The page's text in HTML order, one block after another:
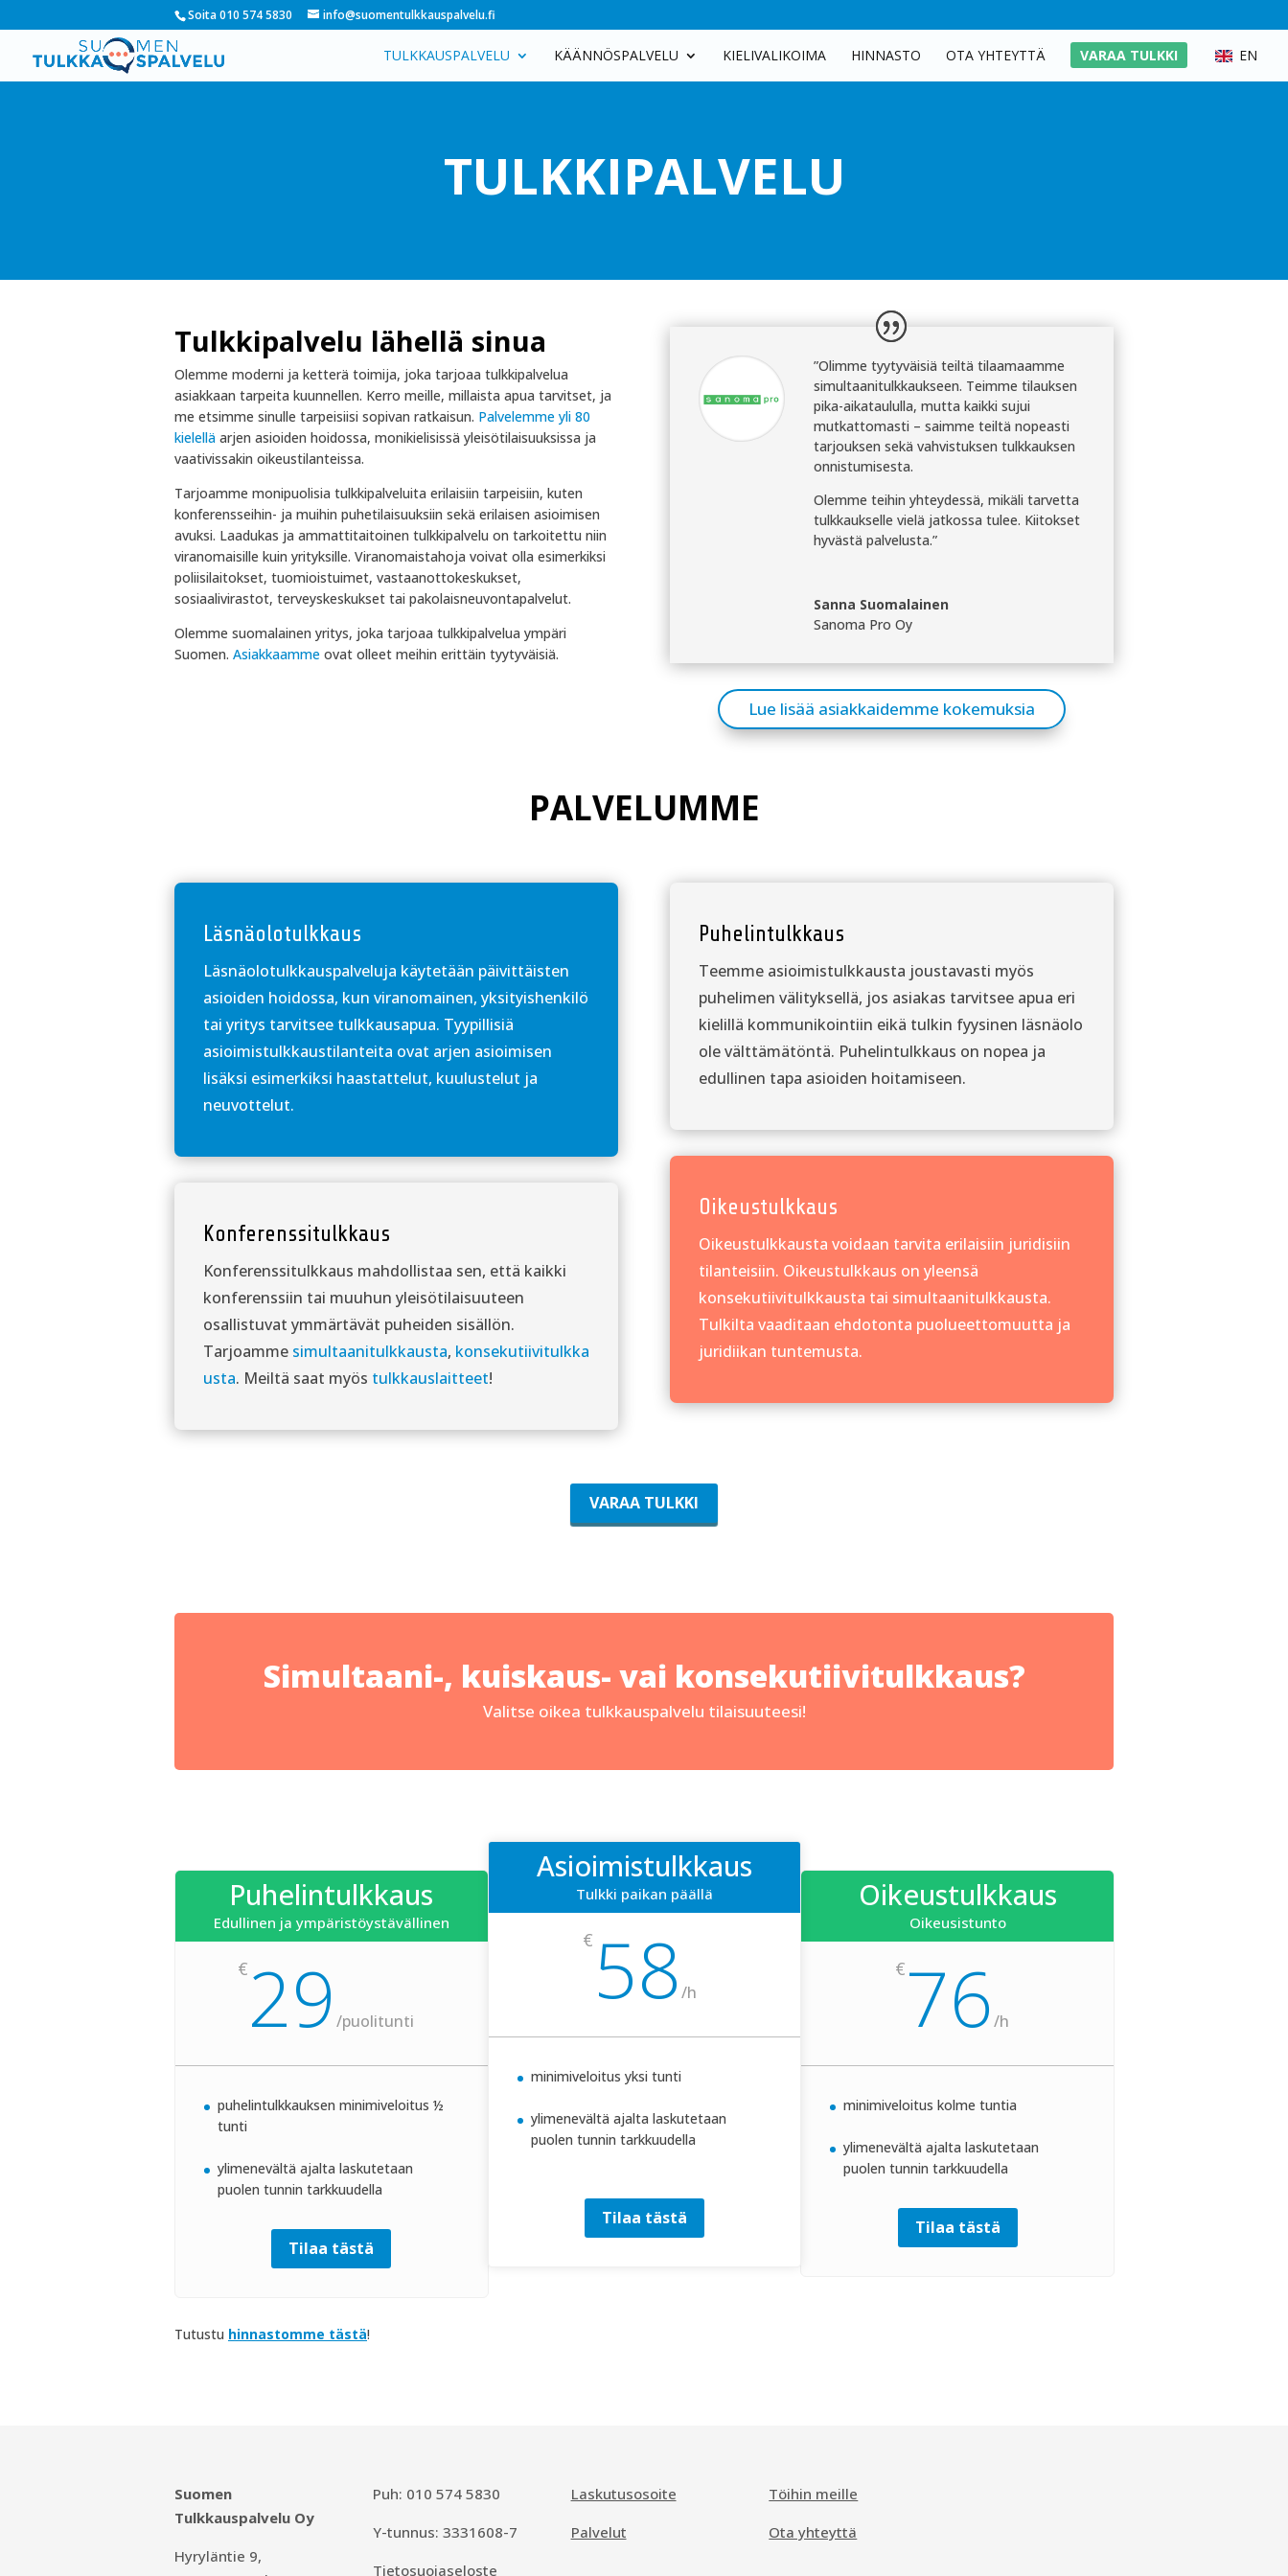
Soita 010 574 5830 info@suomentulkkauspalvelu.fi
TULKKAUSPALVELU KÄÄNNÖSPALVELU KIELIVALIKOIMA HINNASTO OTA YHTEYTTÄ VARAA TULKKI EN
TULKKIPALVELU
Tulkkipalvelu lähellä sinua
Olemme moderni ja ketterä toimija, joka tarjoaa tulkkipalvelua
asiakkaan tarpeita kuunnellen. Kerro meille, millaista apua tarvitset, ja
me etsimme sinulle tarpeisiisi sopivan ratkaisun. Palvelemme yli 80
kielellä arjen asioiden hoidossa, monikielisissä yleisötilaisuuksissa ja
vaativissakin oikeustilanteissa.
Tarjoamme monipuolisia tulkkipalveluita erilaisiin tarpeisiin, kuten
konferensseihin- ja muihin puhetilaisuuksiin sekä erilaisen asioimisen
avuksi. Laadukas ja ammattitaitoinen tulkkipalvelu on tarkoitettu niin
viranomaisille kuin yrityksille. Viranomaistahoja voivat olla esimerkiksi
poliisilaitokset, tuomioistuimet, vastaanottokeskukset,
sosiaalivirastot, terveyskeskukset tai pakolaisneuvontapalvelut.
Olemme suomalainen yritys, joka tarjoaa tulkkipalvelua ympäri
Suomen. Asiakkaamme ovat olleet meihin erittäin tyytyväisiä.
”Olimme tyytyväisiä teiltä tilaamaamme
simultaanitulkkaukseen. Teimme tilauksen
pika-aikataululla, mutta kaikki sujui
mutkattomasti – saimme teiltä nopeasti
tarjouksen sekä vahvistuksen tulkkauksen
onnistumisesta.
Olemme teihin yhteydessä, mikäli tarvetta
tulkkaukselle vielä jatkossa tulee. Kiitokset
hyvästä palvelusta.”
Sanna Suomalainen
Sanoma Pro Oy
Lue lisää asiakkaidemme kokemuksia
PALVELUMME
Läsnäolotulkkaus
Läsnäolotulkkauspalveluja käytetään päivittäisten
asioiden hoidossa, kun viranomainen, yksityishenkilö
tai yritys tarvitsee tulkkausapua. Tyypillisiä
asioimistulkkaustilanteita ovat arjen asioimisen
lisäksi esimerkiksi haastattelut, kuulustelut ja
neuvottelut.
Konferenssitulkkaus
Konferenssitulkkaus mahdollistaa sen, että kaikki
konferenssiin tai muuhun yleisötilaisuuteen
osallistuvat ymmärtävät puheiden sisällön.
Tarjoamme simultaanitulkkausta, konsekutiivitulkka
usta. Meiltä saat myös tulkkauslaitteet!
Puhelintulkkaus
Teemme asioimistulkkausta joustavasti myös
puhelimen välityksellä, jos asiakas tarvitsee apua eri
kielillä kommunikointiin eikä tulkin fyysinen läsnäolo
ole välttämätöntä. Puhelintulkkaus on nopea ja
edullinen tapa asioiden hoitamiseen.
Oikeustulkkaus
Oikeustulkkausta voidaan tarvita erilaisiin juridisiin
tilanteisiin. Oikeustulkkaus on yleensä
konsekutiivitulkkausta tai simultaanitulkkausta.
Tulkilta vaaditaan ehdotonta puolueettomuutta ja
juridiikan tuntemusta.
VARAA TULKKI
Simultaani-, kuiskaus- vai konsekutiivitulkkaus?
Valitse oikea tulkkauspalvelu tilaisuuteesi!
Puhelintulkkaus
Edullinen ja ympäristöystävällinen
€ 29/puolitunti
puhelintulkkauksen minimiveloitus ½
tunti
ylimenevältä ajalta laskutetaan
puolen tunnin tarkkuudella
Tilaa tästä
Asioimistulkkaus
Tulkki paikan päällä
€ 58 /h
minimiveloitus yksi tunti
ylimenevältä ajalta laskutetaan
puolen tunnin tarkkuudella
Tilaa tästä
Oikeustulkkaus
Oikeusistunto
€ 76/h
minimiveloitus kolme tuntia
ylimenevältä ajalta laskutetaan
puolen tunnin tarkkuudella
Tilaa tästä
Tutustu hinnastomme tästä!
Suomen
Tulkkauspalvelu Oy
Hyryläntie 9,
Puh: 010 574 5830
Y-tunnus: 3331608-7
Tietosuojaseloste
Laskutusosoite
Palvelut
Töihin meille
Ota yhteyttä